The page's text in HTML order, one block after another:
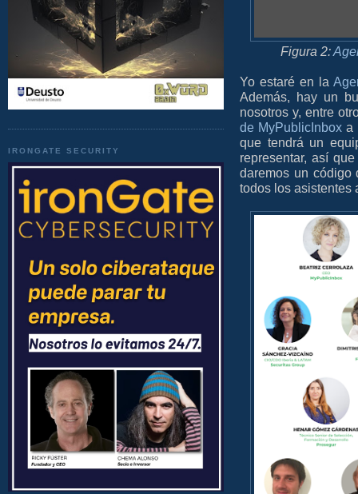
IRONGATE SECURITY
Figura 2:
Yo estaré en la
Además, hay un
nosotros y, entre
de MyPublicInbox a
que tendrá un
representar, así
daremos un
todos los asistentes